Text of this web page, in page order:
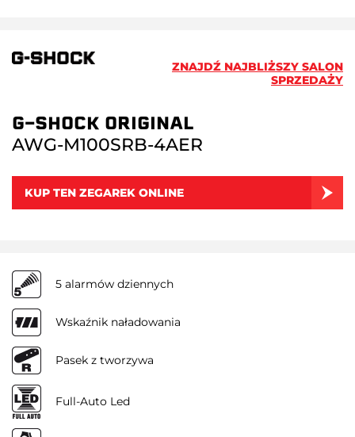
ZNAJDŹ NAJBLIŻSZY SALON
SPRZEDAŻY
G-SHOCK ORIGINAL
AWG-M100SRB-4AER
KUP TEN ZEGAREK ONLINE
5 alarmów dziennych
Wskaźnik naładowania
Pasek z tworzywa
Full-Auto Led